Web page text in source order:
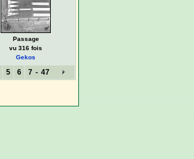
Passage
vu 316 fois
Gekos
5 6 7 - 47